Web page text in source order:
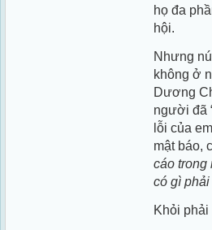
họ đa
hội.
Nhưng
không ở
Dương
người đã
lỗi của
mật báo,
cáo trong
có gì
Khỏi